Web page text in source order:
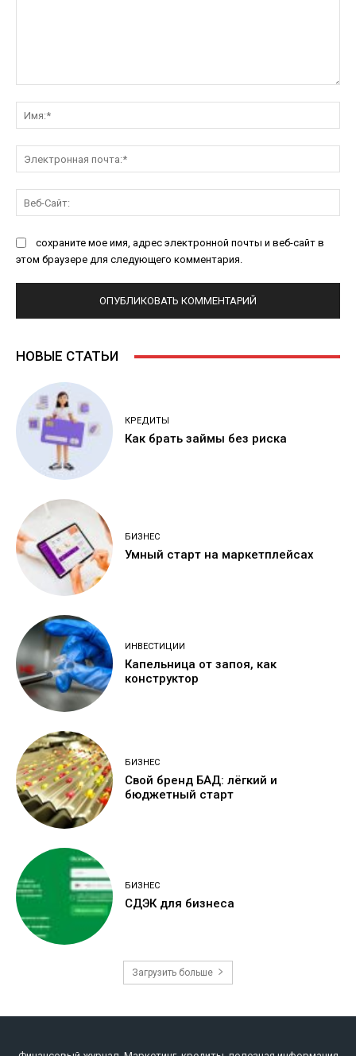
сохраните мое имя, адрес электронной почты и веб-сайт в
этом браузере для следующего комментария.
НОВЫЕ СТАТЬИ
КРЕДИТЫ
Как брать займы без риска
БИЗНЕС
Умный старт на маркетплейсах
ИНВЕСТИЦИИ
Капельница от запоя, как
конструктор
БИЗНЕС
Свой бренд БАД: лёгкий и
бюджетный старт
БИЗНЕС
СДЭК для бизнеса
Загрузить больше